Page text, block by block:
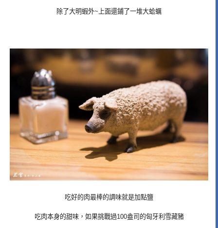
除了大明蝦外~上面還鋪了一堆大蛤蠣
吃好的肉最棒的調味就是加點鹽
吃肉本身的甜味，如果挑戰過100盎司的匈牙利雪藏豬